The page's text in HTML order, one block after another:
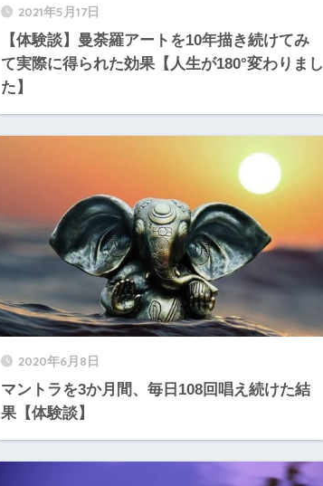
2021年5月17日
【体験談】曼荼羅アートを10年描き続けてみ
て実際に得られた効果【人生が180°変わりまし
た】
2020年6月8日
マントラを3か月間、毎日108回唱え続けた結
果【体験談】